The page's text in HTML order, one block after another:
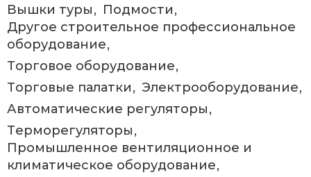
Вышки туры
Подмости
Другое строительное профессиональное
оборудование
Торговое оборудование
Торговые палатки
Электрооборудование
Автоматические регуляторы
Терморегуляторы
Промышленное вентиляционное и
климатическое оборудование